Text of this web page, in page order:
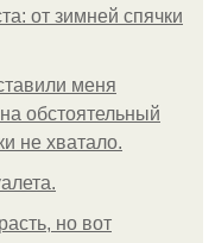
от зимней спячки
меня
обстоятельный
не хватало.
но вот